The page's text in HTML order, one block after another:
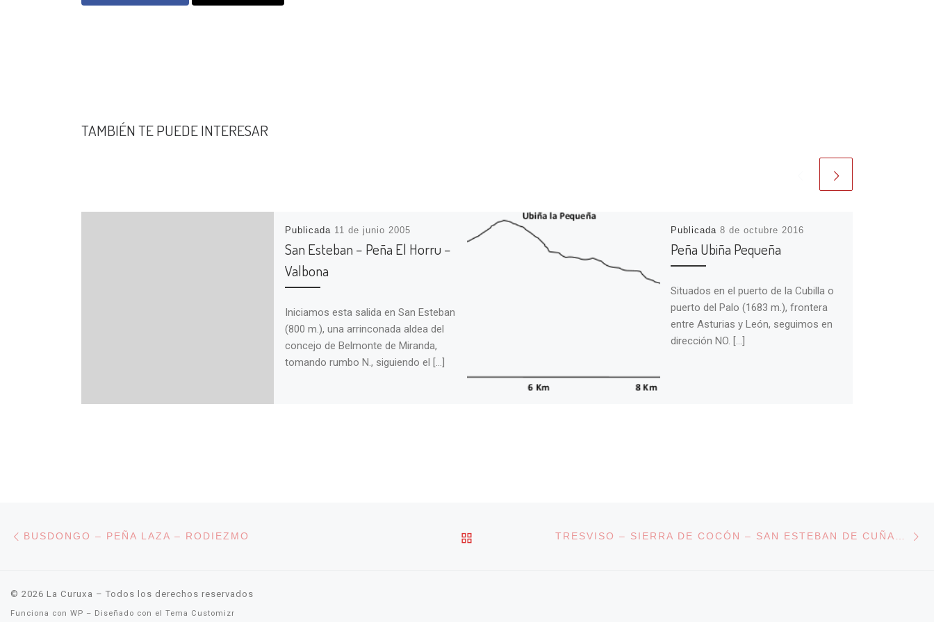
TAMBIÉN TE PUEDE INTERESAR
Publicada 11 de junio 2005
San Esteban – Peña El Horru –
Valbona
Iniciamos esta salida en San Esteban
(800 m.), una arrinconada aldea del
concejo de Belmonte de Miranda,
tomando rumbo N., siguiendo el […]
Publicada 8 de octubre 2016
Peña Ubiña Pequeña
Situados en el puerto de la Cubilla o
puerto del Palo (1683 m.), frontera
entre Asturias y León, seguimos en
dirección NO. […]
Navegación de entradas
BUSDONGO – PEÑA LAZA – RODIEZMO VOLVER A LA LISTA DE ENTRADAS TRESVISO – SIERRA DE COCÓN – SAN ESTEBAN DE CUÑABA
© 2026 La Curuxa – Todos los derechos reservados
Funciona con WP – Diseñado con el Tema Customizr